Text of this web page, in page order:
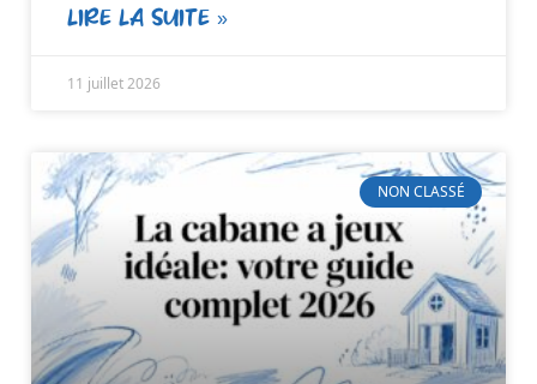
LIRE LA SUITE »
11 juillet 2026
NON CLASSÉ